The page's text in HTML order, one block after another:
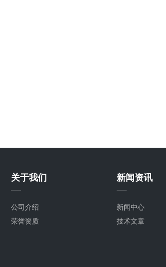
关于我们
公司介绍
荣誉资质
新闻资讯
新闻中心
技术文章